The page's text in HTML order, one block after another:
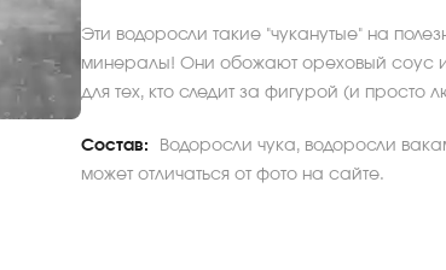
Эти водоросли такие "чуканутые" на
минералы! Они обожают ореховый соус и
для тех, кто следит за фигурой (и просто
Состав:
Водоросли чука, водоросли
может отличаться от фото на сайте.